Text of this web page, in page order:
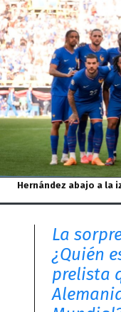
Hernández abajo a la
La
¿Quién
prelista